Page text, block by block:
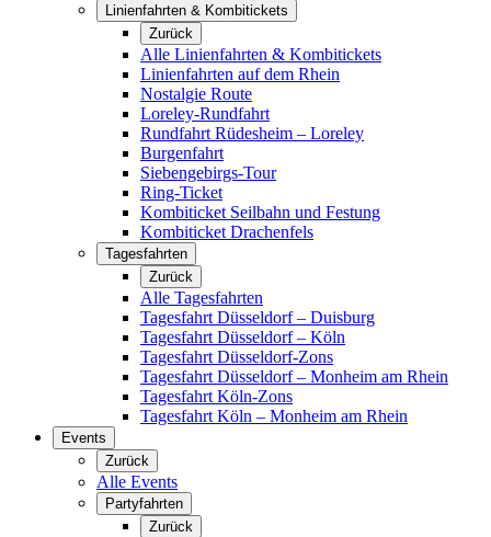
Linienfahrten & Kombitickets
Zurück
Alle Linienfahrten & Kombitickets
Linienfahrten auf dem Rhein
Nostalgie Route
Loreley-Rundfahrt
Rundfahrt Rüdesheim – Loreley
Burgenfahrt
Siebengebirgs-Tour
Ring-Ticket
Kombiticket Seilbahn und Festung
Kombiticket Drachenfels
Tagesfahrten
Zurück
Alle Tagesfahrten
Tagesfahrt Düsseldorf – Duisburg
Tagesfahrt Düsseldorf – Köln
Tagesfahrt Düsseldorf-Zons
Tagesfahrt Düsseldorf – Monheim am Rhein
Tagesfahrt Köln-Zons
Tagesfahrt Köln – Monheim am Rhein
Events
Zurück
Alle Events
Partyfahrten
Zurück